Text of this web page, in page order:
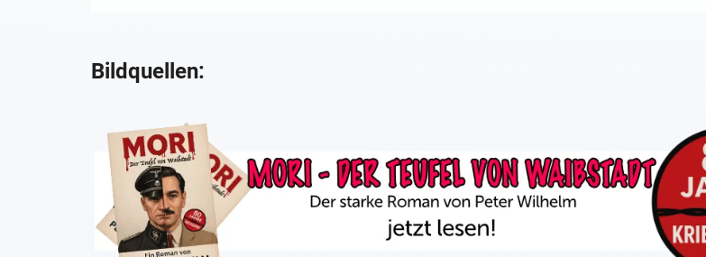
Bildquellen: